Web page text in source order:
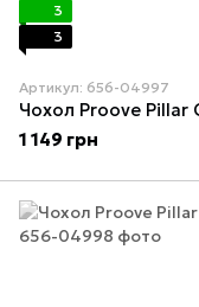
3
3
Артикул: 656-04997
1 149 грн